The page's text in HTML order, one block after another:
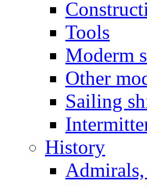
Tools
Moderm
Other
Sailing
History